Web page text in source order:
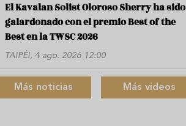
El Kavalan Solist Oloroso Sherry ha sido
galardonado con el premio Best of the
Best en la TWSC 2026
TAIPÉI, 4 ago. 2026 12:00
Más noticias Más videos